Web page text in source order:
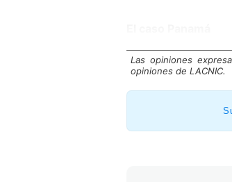
Las opiniones
opiniones de LACNIC.